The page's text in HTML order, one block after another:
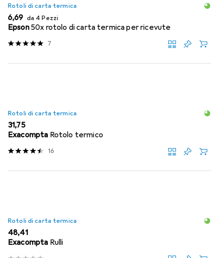
Rotoli di carta termica
EUR
6,69 da 4 Pezzi
Epson50x rotolo di carta termica per ricevute
7
Rotoli di carta termica
EUR
31,75
Exacompta Rotolo termico
16
Rotoli di carta termica
EUR
48,41
Exacompta Rulli